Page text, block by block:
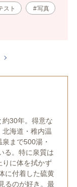
スト 写真
30年。得意な
北海道・稚内温
まで500湯・
る。特に泉質は
りに体を拭かず
に付着した硫黄
るのが好き。最